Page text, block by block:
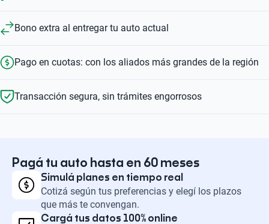
Bono extra al entregar tu auto actual
Pago en cuotas: con los aliados más grandes de la región
Transacción segura, sin trámites engorrosos
Pagá tu auto hasta en 60 meses
Simulá planes en tiempo real
Cotizá según tus preferencias y elegí los plazos
que más te convengan.
Cargá tus datos 100% online